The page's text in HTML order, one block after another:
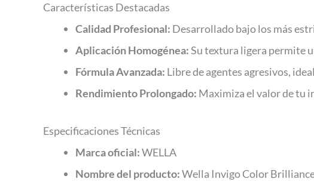
Características Destacadas
Calidad Profesional: Desarrollado bajo los más
Aplicación Homogénea:Su textura ligera permite
Fórmula Avanzada: Libre de agentes agresivos,
Rendimiento Prolongado: Maximiza el valor de tu
Especificaciones Técnicas
Marca oficial:WELLA
Nombre del producto:Wella Invigo Color